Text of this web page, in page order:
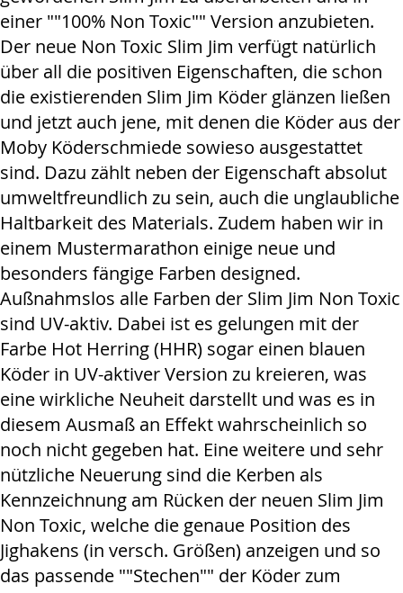
einer ""100% Non Toxic"" Version anzubieten.
Der neue Non Toxic Slim Jim verfügt natürlich
über all die positiven Eigenschaften, die schon
die existierenden Slim Jim Köder glänzen ließen
und jetzt auch jene, mit denen die Köder aus der
Moby Köderschmiede sowieso ausgestattet
sind. Dazu zählt neben der Eigenschaft absolut
umweltfreundlich zu sein, auch die unglaubliche
Haltbarkeit des Materials. Zudem haben wir in
einem Mustermarathon einige neue und
besonders fängige Farben designed.
Außnahmslos alle Farben der Slim Jim Non Toxic
sind UV-aktiv. Dabei ist es gelungen mit der
Farbe Hot Herring (HHR) sogar einen blauen
Köder in UV-aktiver Version zu kreieren, was
eine wirkliche Neuheit darstellt und was es in
diesem Ausmaß an Effekt wahrscheinlich so
noch nicht gegeben hat. Eine weitere und sehr
nützliche Neuerung sind die Kerben als
Kennzeichnung am Rücken der neuen Slim Jim
Non Toxic, welche die genaue Position des
Jighakens (in versch. Größen) anzeigen und so
das passende ""Stechen"" der Köder zum